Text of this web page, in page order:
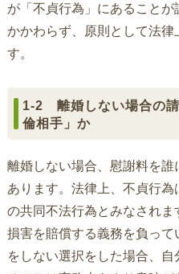
が「不貞行為」にあること
かかわらず、原則として法
す。
1-2 離婚しない場合の
倫相手」か
離婚しない場合、慰謝料を
あります。法律上、不貞行為
の共同不法行為とみなされ
損害を賠償する義務を負っ
をしない選択をした場合、